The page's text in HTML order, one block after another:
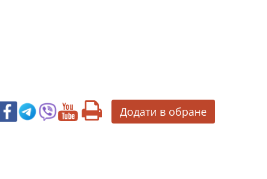
Додати в обране